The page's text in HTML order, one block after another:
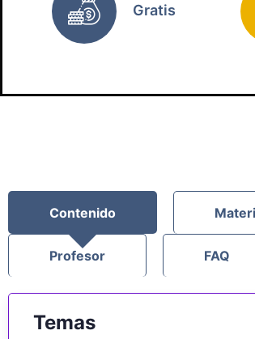
Gratis
Contenido
Profesor FAQ
Temas